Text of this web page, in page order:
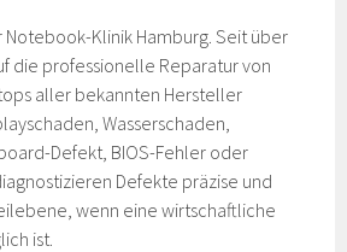
Klinik Hamburg. Seit über
die professionelle Reparatur von
aller bekannten Hersteller
Wasserschaden,
Defekt, BIOS-Fehler oder
Defekte präzise und
wenn eine wirtschaftliche
ist.